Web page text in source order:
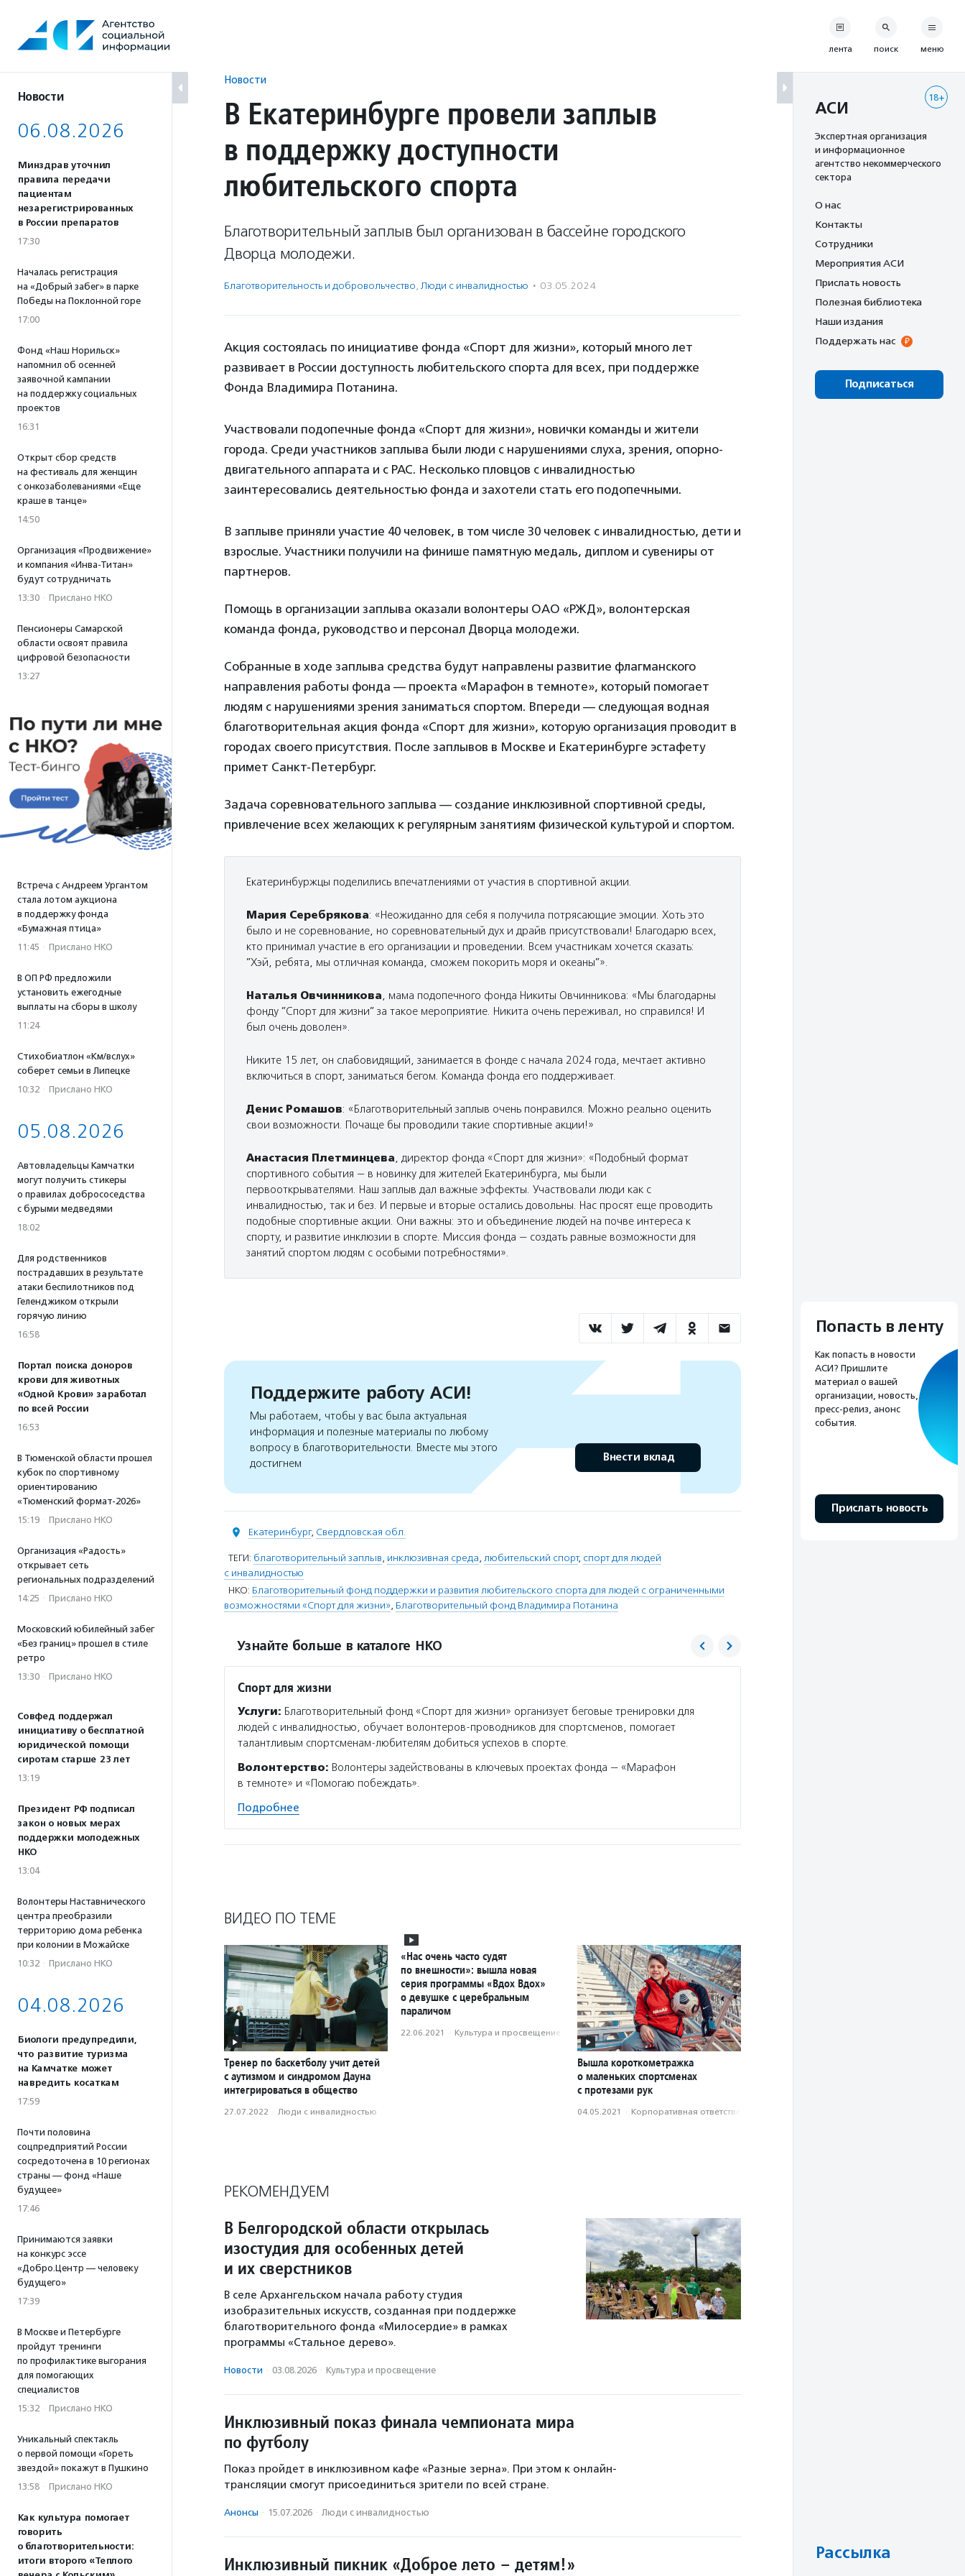
содержанию
Новости
06.08.2026
Минздрав уточнил
правила передачи
пациентам
незарегистрированных
в России препаратов
17:30
Началась регистрация
на «Добрый забег» в парке
Победы на Поклонной горе
17:00
Фонд «Наш Норильск»
напомнил об осенней
заявочной кампании
на поддержку социальных
проектов
16:31
Открыт сбор средств
на фестиваль для женщин
с онкозаболеваниями «Еще
краше в танце»
14:50
Организация «Продвижение»
и компания «Инва-Титан»
будут сотрудничать
13:30 · Прислано НКО
Пенсионеры Самарской
области освоят правила
цифровой безопасности
13:27
Встреча с Андреем Ургантом
стала лотом аукциона
в поддержку фонда
«Бумажная птица»
11:45 · Прислано НКО
В ОП РФ предложили
установить ежегодные
выплаты на сборы в школу
11:24
Стихобиатлон «Км/вслух»
соберет семьи в Липецке
10:32 · Прислано НКО
05.08.2026
Автовладельцы Камчатки
могут получить стикеры
о правилах добрососедства
с бурыми медведями
18:02
Для родственников
пострадавших в результате
атаки беспилотников под
Геленджиком открыли
горячую линию
16:58
Портал поиска доноров
крови для животных
«Одной Крови» заработал
по всей России
16:53
В Тюменской области прошел
кубок по спортивному
ориентированию
«Тюменский формат-2026»
15:19 · Прислано НКО
Организация «Радость»
открывает сеть
региональных подразделений
14:25 · Прислано НКО
Московский юбилейный забег
«Без границ» прошел в стиле
ретро
13:30 · Прислано НКО
Совфед поддержал
инициативу о бесплатной
юридической помощи
сиротам старше 23 лет
13:19
Президент РФ подписал
закон о новых мерах
поддержки молодежных
НКО
13:04
Волонтеры Наставнического
центра преобразили
территорию дома ребенка
при колонии в Можайске
10:32 · Прислано НКО
04.08.2026
Биологи предупредили,
что развитие туризма
на Камчатке может
навредить косаткам
17:59
Почти половина
соцпредприятий России
сосредоточена в 10 регионах
страны — фонд «Наше
будущее»
17:46
Принимаются заявки
на конкурс эссе
«Добро.Центр — человеку
будущего»
17:39
В Москве и Петербурге
пройдут тренинги
по профилактике выгорания
для помогающих
специалистов
15:32 · Прислано НКО
Уникальный спектакль
о первой помощи «Гореть
звездой» покажут в Пушкино
13:58 · Прислано НКО
Как культура помогает
говорить
о благотворительности:
итоги второго «Теплого
Новости
В Екатеринбурге провели заплыв
в поддержку доступности
любительского спорта
Благотворительный заплыв был организован в бассейне городского
Дворца молодежи.
Благотвори­тель­ность и доброволь­чест­во, Люди с инвалидностью · 03.05.2024
Акция состоялась по инициативе фонда «Спорт для жизни», который много лет
развивает в России доступность любительского спорта для всех, при поддержке
Фонда Владимира Потанина.
Участвовали подопечные фонда «Спорт для жизни», новички команды и жители
города. Среди участников заплыва были люди с нарушениями слуха, зрения, опорно-
двигательного аппарата и с РАС. Несколько пловцов с инвалидностью
заинтересовались деятельностью фонда и захотели стать его подопечными.
В заплыве приняли участие 40 человек, в том числе 30 человек с инвалидностью, дети и
взрослые. Участники получили на финише памятную медаль, диплом и сувениры от
партнеров.
Помощь в организации заплыва оказали волонтеры ОАО «РЖД», волонтерская
команда фонда, руководство и персонал Дворца молодежи.
Собранные в ходе заплыва средства будут направлены развитие флагманского
направления работы фонда — проекта «Марафон в темноте», который помогает
людям с нарушениями зрения заниматься спортом. Впереди — следующая водная
благотворительная акция фонда «Спорт для жизни», которую организация проводит в
городах своего присутствия. После заплывов в Москве и Екатеринбурге эстафету
примет Санкт-Петербург.
Задача соревновательного заплыва — создание инклюзивной спортивной среды,
привлечение всех желающих к регулярным занятиям физической культурой и спортом.
Екатеринбуржцы поделились впечатлениями от участия в спортивной акции.
Мария Серебрякова: «Неожиданно для себя я получила потрясающие эмоции. Хоть это
было и не соревнование, но соревновательный дух и драйв присутствовали! Благодарю всех,
кто принимал участие в его организации и проведении. Всем участникам хочется сказать:
”Хэй, ребята, мы отличная команда, сможем покорить моря и океаны”».
Наталья Овчинникова, мама подопечного фонда Никиты Овчинникова: «Мы благодарны
фонду ”Спорт для жизни” за такое мероприятие. Никита очень переживал, но справился! И
был очень доволен».
Никите 15 лет, он слабовидящий, занимается в фонде с начала 2024 года, мечтает активно
включиться в спорт, заниматься бегом. Команда фонда его поддерживает.
Денис Ромашов: «Благотворительный заплыв очень понравился. Можно реально оценить
свои возможности. Почаще бы проводили такие спортивные акции!»
Анастасия Плетминцева, директор фонда «Спорт для жизни»: «Подобный формат
спортивного события — в новинку для жителей Екатеринбурга, мы были
первооткрывателями. Наш заплыв дал важные эффекты. Участвовали люди как с
инвалидностью, так и без. И первые и вторые остались довольны. Нас просят еще проводить
подобные спортивные акции. Они важны: это и объединение людей на почве интереса к
спорту, и развитие инклюзии в спорте. Миссия фонда — создать равные возможности для
занятий спортом людям с особыми потребностями».
Поддержите работу АСИ!
Мы работаем, чтобы у вас была актуальная
информация и полезные материалы по любому
вопросу в благотворительности. Вместе мы этого
достигнем
Внести вклад
Екатеринбург, Свердловская обл.
ТЕГИ: благотворительный заплыв, инклюзивная среда, любительский спорт, спорт для людей
с инвалидностью
НКО: Благотворительный фонд поддержки и развития любительского спорта для людей с ограниченными
возможностями «Спорт для жизни», Благотворительный фонд Владимира Потанина
Узнайте больше в каталоге НКО
Спорт для жизни
Услуги: Благотворительный фонд «Спорт для жизни» организует беговые тренировки для
людей с инвалидностью, обучает волонтеров-проводников для спортсменов, помогает
талантливым спортсменам-любителям добиться успехов в спорте.
Волонтерство: Волонтеры задействованы в ключевых проектах фонда — «Марафон
в темноте» и «Помогаю побеждать».
Подробнее
ВИДЕО ПО ТЕМЕ
Тренер по баскетболу учит детей
с аутизмом и синдромом Дауна
интегрироваться в общество
27.07.2022 · Люди с инвалидностью
«Нас очень часто судят
по внешности»: вышла новая
серия программы «Вдох Вдох»
о девушке с церебральным
параличом
22.06.2021 · Культура и просвещение
Вышла короткометражка
о маленьких спортсменах
с протезами рук
04.05.2021 · Корпоративная ответственность
РЕКОМЕНДУЕМ
В Белгородской области открылась
изостудия для особенных детей
и их сверстников
В селе Архангельском начала работу студия
изобразительных искусств, созданная при поддержке
благотворительного фонда «Милосердие» в рамках
программы «Стальное дерево».
Новости · 03.08.2026 · Культура и просвещение
Инклюзивный показ финала чемпионата мира
по футболу
Показ пройдет в инклюзивном кафе «Разные зерна». При этом к онлайн-
трансляции смогут присоединиться зрители по всей стране.
Анонсы · 15.07.2026 · Люди с инвалидностью
Инклюзивный пикник «Доброе лето – детям!»
лента поиск меню
18+
АСИ
Экспертная организация
и информационное
агентство некоммерческого
сектора
О нас
Контакты
Сотрудники
Мероприятия АСИ
Прислать новость
Полезная библиотека
Наши издания
Поддержать нас
Подписаться
Попасть в ленту
Как попасть в новости
АСИ? Пришлите
материал о вашей
организации, новость,
пресс-релиз, анонс
события.
Прислать новость
Рассылка